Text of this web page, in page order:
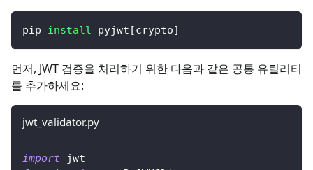
pip install pyjwt [crypto]
먼저, JWT 검증을 처리하기 위한 다음과 같은 공통 유틸리티
를 추가하세요:
jwt_validator.py
import jwt